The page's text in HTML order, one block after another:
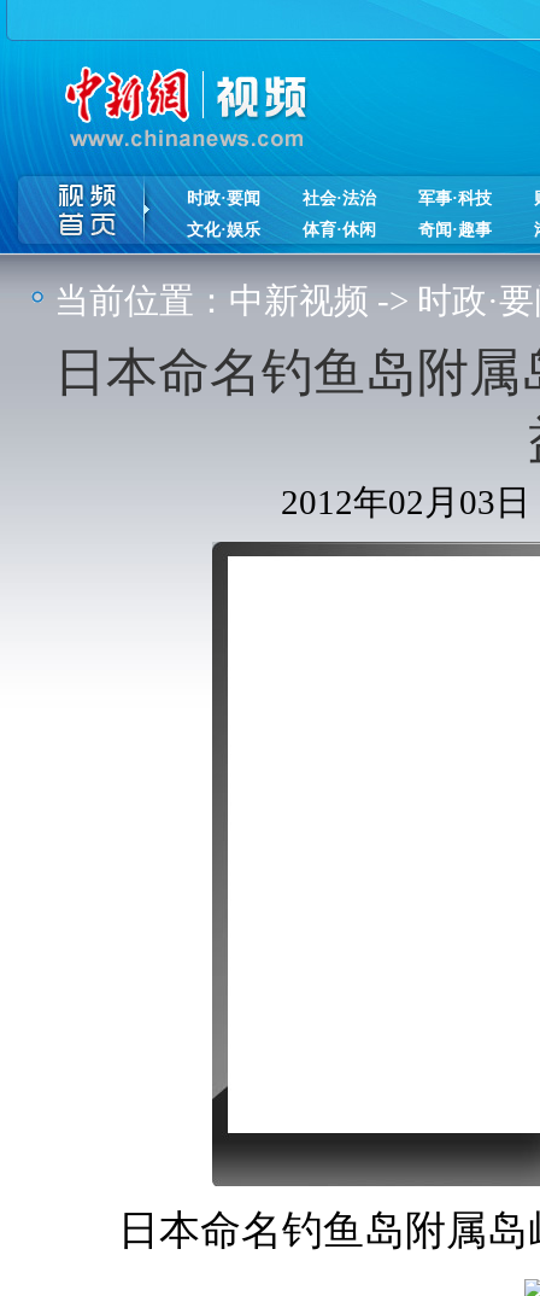
时政·要闻 社会·法治 军事·科技
文化·娱乐
体育·休闲 奇闻·趣事
当前位置： 中新视频 -> 时政·
日本命名钓鱼岛附
2012年02月03
日本命名钓鱼岛附属岛